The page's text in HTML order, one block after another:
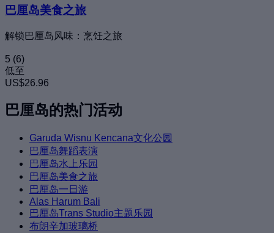
巴厘岛美食之旅
解锁巴厘岛风味：烹饪之旅
5 (6)
低至
US$26.96
巴厘岛的热门活动
Garuda Wisnu Kencana文化公园
巴厘岛舞蹈表演
巴厘岛水上乐园
巴厘岛美食之旅
巴厘岛一日游
Alas Harum Bali
巴厘岛Trans Studio主题乐园
布朗辛加玻璃桥